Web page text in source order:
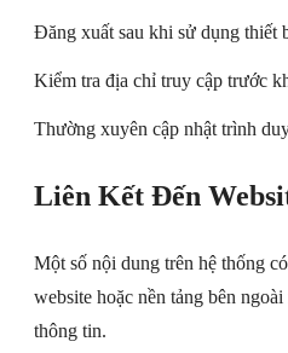
Đăng xuất sau khi sử dụng thiết
Kiểm tra địa chỉ truy cập trước
Thường xuyên cập nhật trình
Liên Kết Đến
Một số nội dung trên hệ thống
website hoặc nền tảng bên
thông tin.